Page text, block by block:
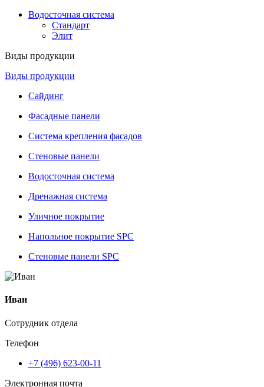
Водосточная система
Стандарт
Элит
Виды продукции
Виды продукции
Сайдинг
Фасадные панели
Система крепления фасадов
Стеновые панели
Водосточная система
Дренажная система
Уличное покрытие
Напольное покрытие SPC
Стеновые панели SPC
Иван
Сотрудник отдела
Телефон
+7 (496) 623-00-11
Электронная почта